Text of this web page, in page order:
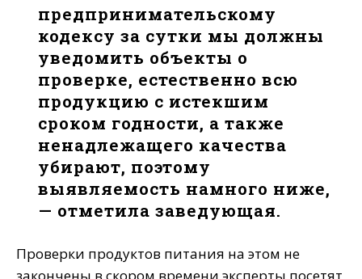
предпринимательскому
кодексу за сутки мы должны
уведомить объекты о
проверке, естественно всю
продукцию с истекшим
сроком годности, а также
ненадлежащего качества
убирают, поэтому
выявляемость намного ниже,
— отметила заведующая.
Проверки продуктов питания на этом не
закончены в скором времени эксперты посетят